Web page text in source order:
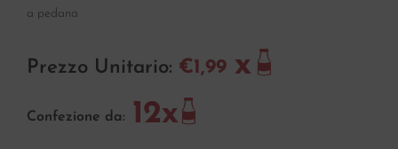
a pedana
Prezzo Unitario: €1,99
Confezione da: